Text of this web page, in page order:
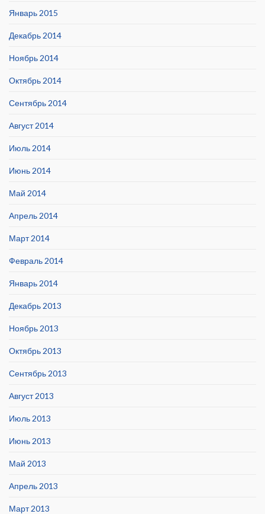
Январь 2015
Декабрь 2014
Ноябрь 2014
Октябрь 2014
Сентябрь 2014
Август 2014
Июль 2014
Июнь 2014
Май 2014
Апрель 2014
Март 2014
Февраль 2014
Январь 2014
Декабрь 2013
Ноябрь 2013
Октябрь 2013
Сентябрь 2013
Август 2013
Июль 2013
Июнь 2013
Май 2013
Апрель 2013
Март 2013